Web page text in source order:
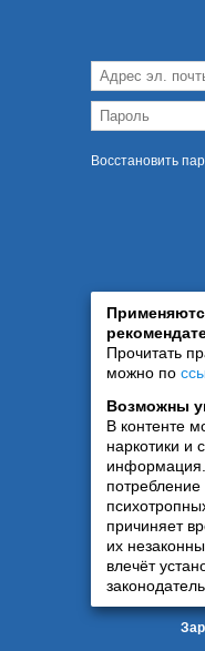
Восстановить
Прочитать
можно по
Возможны
В контенте
наркотики и
потребление
причиняет
их
влечёт